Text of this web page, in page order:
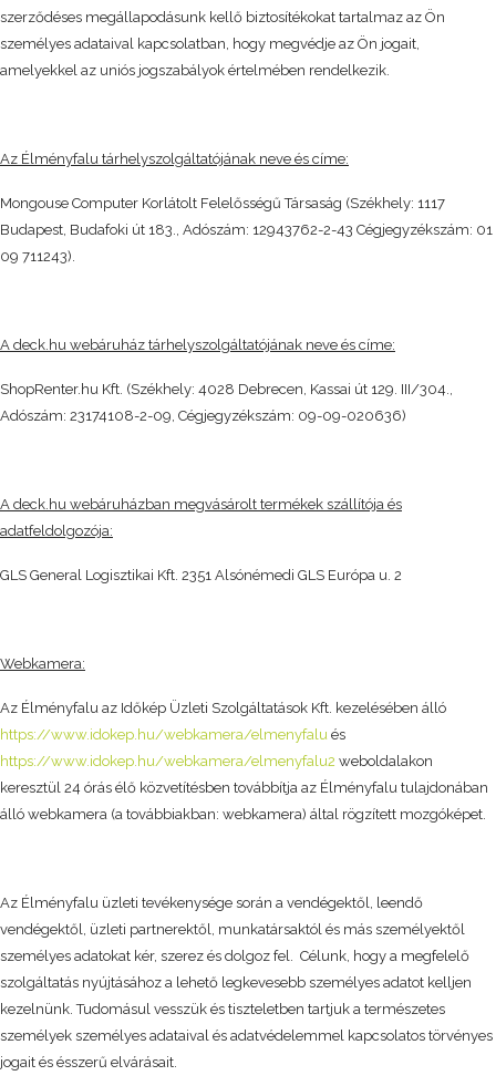
szerződéses megállapodásunk kellő biztosítékokat tartalmaz az Ön
személyes adataival kapcsolatban, hogy megvédje az Ön jogait,
amelyekkel az uniós jogszabályok értelmében rendelkezik.
Az Élményfalu tárhelyszolgáltatójának neve és címe:
Mongouse Computer Korlátolt Felelősségű Társaság (Székhely: 1117
Budapest, Budafoki út 183., Adószám: 12943762-2-43 Cégjegyzékszám: 01
09 711243).
A deck.hu webáruház tárhelyszolgáltatójának neve és címe:
ShopRenter.hu Kft. (Székhely: 4028 Debrecen, Kassai út 129. III/304.,
Adószám: 23174108-2-09, Cégjegyzékszám: 09-09-020636)
A deck.hu webáruházban megvásárolt termékek szállítója és
adatfeldolgozója:
GLS General Logisztikai Kft. 2351 Alsónémedi GLS Európa u. 2
Webkamera:
Az Élményfalu az Időkép Üzleti Szolgáltatások Kft. kezelésében álló
https://www.idokep.hu/webkamera/elmenyfalu és
https://www.idokep.hu/webkamera/elmenyfalu2 weboldalakon
keresztül 24 órás élő közvetítésben továbbítja az Élményfalu tulajdonában
álló webkamera (a továbbiakban: webkamera) által rögzített mozgóképet.
Az Élményfalu üzleti tevékenysége során a vendégektől, leendő
vendégektől, üzleti partnerektől, munkatársaktól és más személyektől
személyes adatokat kér, szerez és dolgoz fel. Célunk, hogy a megfelelő
szolgáltatás nyújtásához a lehető legkevesebb személyes adatot kelljen
kezelnünk. Tudomásul vesszük és tiszteletben tartjuk a természetes
személyek személyes adataival és adatvédelemmel kapcsolatos törvényes
jogait és ésszerű elvárásait.